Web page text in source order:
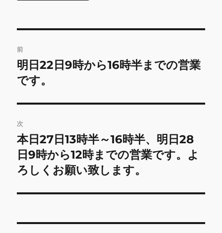
稿
ナ
ビ
ゲ
ー
シ
前
前
の
稿:
明日22日9時から16時半までの営業
です。
次
次
の
投
本日27日13時半～16時半、明日28
日9時から12時までの営業です。よ
ろしくお願い致します。